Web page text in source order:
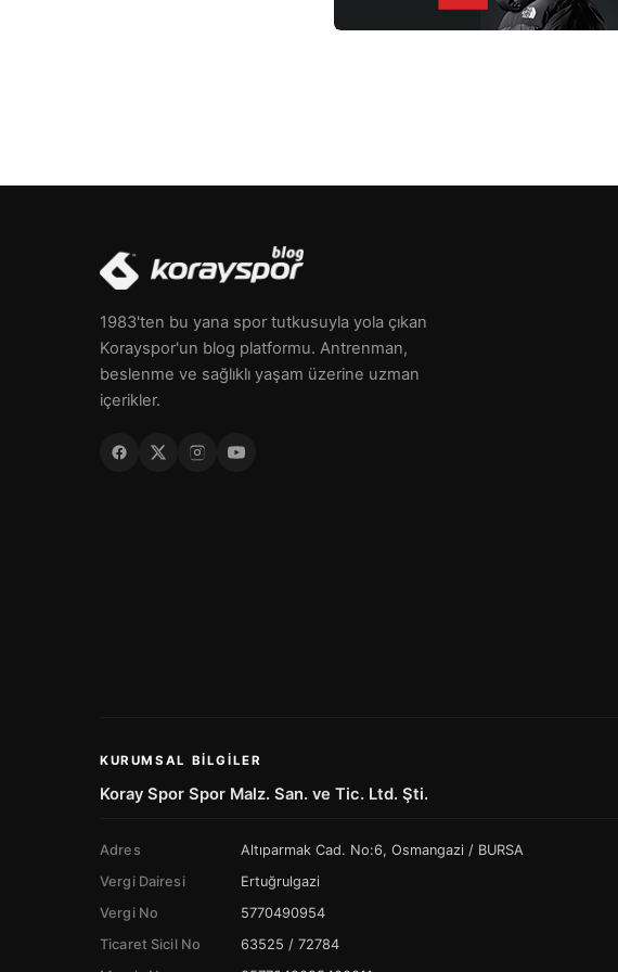
1983'ten bu yana spor tutkusuyla yola çıkan
Korayspor'un blog platformu. Antrenman,
beslenme ve sağlıklı yaşam üzerine uzman
içerikler.
KURUMSAL BILGILER
Koray Spor Spor Malz. San. ve Tic. Ltd. Şti.
Adres
Altıparmak Cad. No:6, Osmangazi / BURSA
Vergi Dairesi
Ertuğrulgazi
Vergi No
5770490954
Ticaret Sicil No
63525 / 72784